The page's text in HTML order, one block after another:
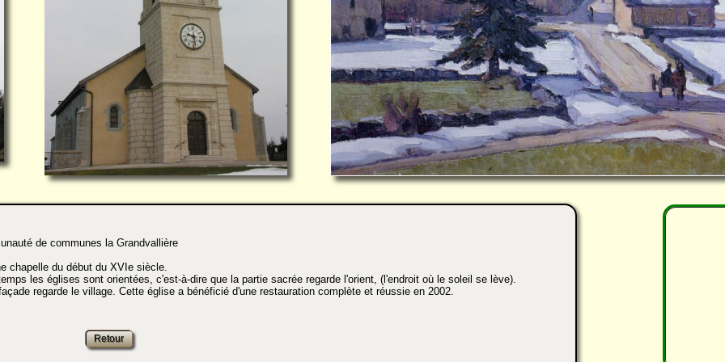
de communes la Grandvallière
chapelle du début du XVIe siècle.
les églises sont orientées, c'est-à-dire que la partie sacrée regarde l'orient, (l'endroit où le soleil se lève).
regarde le village. Cette église a bénéficié d'une restauration complète et réussie en 2002.